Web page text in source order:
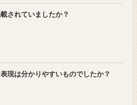
されていましたか？
現は分かりやすいものでしたか？